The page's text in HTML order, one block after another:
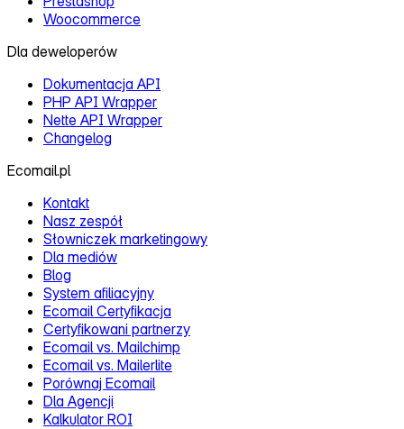
Woocommerce
Dla deweloperów
Dokumentacja API
PHP API Wrapper
Nette API Wrapper
Changelog
Ecomail.pl
Kontakt
Nasz zespół
Słowniczek marketingowy
Dla mediów
Blog
System afiliacyjny
Ecomail Certyfikacja
Certyfikowani partnerzy
Ecomail vs. Mailchimp
Ecomail vs. Mailerlite
Porównaj Ecomail
Dla Agencji
Kalkulator ROI